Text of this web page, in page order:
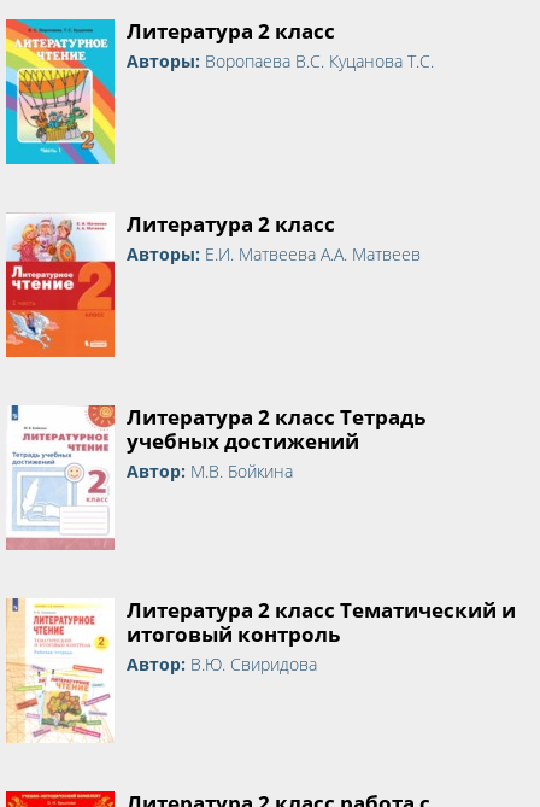
Литература 2 класс
Авторы: Воропаева В.С. Куцанова Т.С.
Литература 2 класс
Авторы: Е.И. Матвеева А.А. Матвеев
Литература 2 класс Тетрадь
учебных достижений
Автор: М.В. Бойкина
Литература 2 класс Тематический и
итоговый контроль
Автор: В.Ю. Свиридова